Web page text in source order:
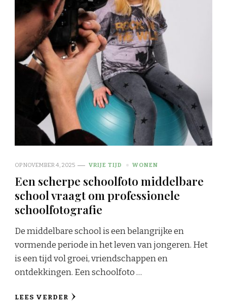
OPNOVEMBER 4, 2025 VRIJE TIJD WONEN
Een scherpe schoolfoto middelbare
school vraagt om professionele
schoolfotografie
De middelbare school is een belangrijke en
vormende periode in het leven van jongeren. Het
is een tijd vol groei, vriendschappen en
ontdekkingen. Een schoolfoto …
LEES VERDER